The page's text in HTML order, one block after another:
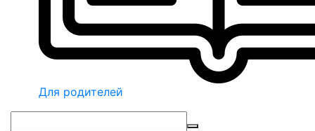
Для родителей